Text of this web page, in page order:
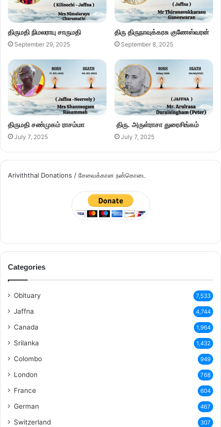
திருமதி நிமலராயு சாருமதி
September 29, 2025
திரு திருநாவுக்கரசு குணேஸ்வரன்
September 8, 2025
திருமதி சண்முகம் ராசம்மா
July 7, 2025
திரு. அருள்ராசா துரைசிங்கம்
July 7, 2025
Ariviththal Donations / சேவைக்கான நன்கொடை
Categories
Obituary 7,533
Jaffna 4,744
Canada 1,964
Srilanka 1,432
Colombo 949
London 768
France 604
German 467
Switzerland 307